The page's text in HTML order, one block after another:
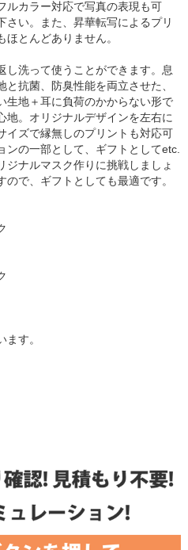
ルカラー対応で写真の表現も可
さい。また、昇華転写によるプリ
とんどありません。
し洗って使うことができます。息
抗菌、防臭性能を両立させた、
生地＋耳に負荷のかからない形で
地。オリジナルデザインを左右に
イズで縁無しのプリントも対応可
ンの一部として、ギフトとしてetc.
ジナルマスク作りに挑戦しましょ
で、ギフトとしても最適です。
す。